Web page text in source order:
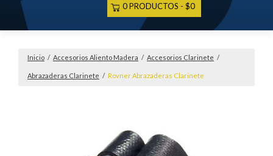
0 PRODUCTOS $0
Inicio / Accesorios Aliento Madera / Accesorios Clarinete /
Abrazaderas Clarinete / Rovner Abrazaderas Clarinete